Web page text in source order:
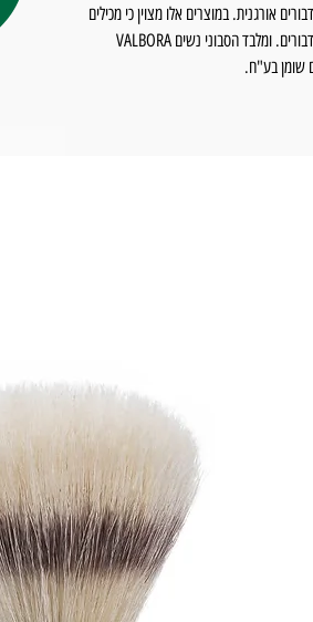
אורגנית. במוצרים אלו מצוין כי מכילים
שעוות דבורים. ומלבד הסבוני נשים VALBORA
שומן בע"ח.